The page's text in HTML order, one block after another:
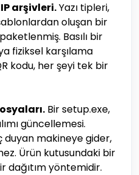
arşivleri.Yazı tipleri,
oluşan bir
Basılı bir
fiziksel karşılama
kodu, her şeyi tek bir
Bir setup.exe,
güncellemesi.
makineye gider,
Ürün kutusundaki bir
dağıtım yöntemidir.